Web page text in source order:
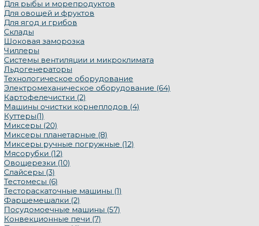
Для рыбы и морепродуктов
Для овощей и фруктов
Для ягод и грибов
Склады
Шоковая заморозка
Чиллеры
Системы вентиляции и микроклимата
Льдогенераторы
Технологическое оборудование
Электромеханическое оборудование (64)
Картофелечистки (2)
Машины очистки корнеплодов (4)
Куттеры(1)
Миксеры (20)
Миксеры планетарные (8)
Миксеры ручные погружные (12)
Мясорубки (12)
Овощерезки (10)
Слайсеры (3)
Тестомесы (6)
Тестораскаточные машины (1)
Фаршемешалки (2)
Посудомоечные машины (57)
Конвекционные печи (7)